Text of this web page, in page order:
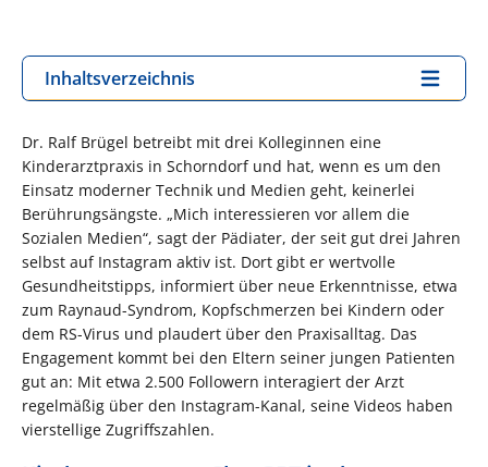
Inhaltsverzeichnis
Dr. Ralf Brügel betreibt mit drei Kolleginnen eine
Kinderarztpraxis in Schorndorf und hat, wenn es um den
Einsatz moderner Technik und Medien geht, keinerlei
Berührungsängste. „Mich interessieren vor allem die
Sozialen Medien“, sagt der Pädiater, der seit gut drei Jahren
selbst auf Instagram aktiv ist. Dort gibt er wertvolle
Gesundheitstipps, informiert über neue Erkenntnisse, etwa
zum Raynaud-Syndrom, Kopfschmerzen bei Kindern oder
dem RS-Virus und plaudert über den Praxisalltag. Das
Engagement kommt bei den Eltern seiner jungen Patienten
gut an: Mit etwa 2.500 Followern interagiert der Arzt
regelmäßig über den Instagram-Kanal, seine Videos haben
vierstellige Zugriffszahlen.